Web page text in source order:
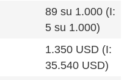
89 su 1.000 (I:
5 su 1.000)
1.350 USD (I:
35.540 USD)